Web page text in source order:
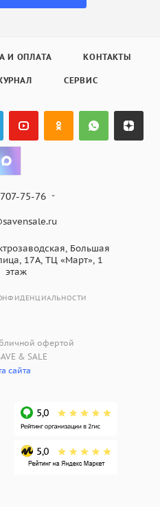
И ОПЛАТА КОНТАКТЫ
СЕРВИС
75-76
Большая
17А, ТЦ «Март», 1
этаж
офертой
& SALE
сайта